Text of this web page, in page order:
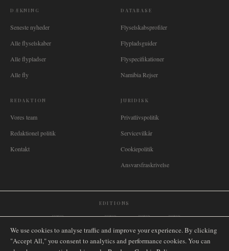
DÆKNING
Seneste nyheder
Alle flyselskaber
Alle flypladser
Alle fly
DATABASE
Flyselskabsprofiler
Flypladsguider
Flyspecifikationer
Namibia Rejser
REDAKTION
Vores team
Redaktionel politik
Kontakt
JURIDISK
Privatlivspolitik
Servicevilkår
Cookiepolitik
Ansvarsfraskrivelse
EDITIONS
🌐 International🇬🇧 United Kingdom🇦🇺 Australia🇨🇦 Canada🇳🇿 New Zealand
🇿🇦 South Africa🇸🇬 Singapore 🇩🇪 Deutschland🇳🇱 Nederland🇫🇷 France
🇮🇹 Italia🇪🇸 España 🇧🇷 Brasil🇸🇪 Sverige🇳🇴 Norge🇩🇰 Danmark
We use cookies to analyse traffic and improve your experience. By clicking
"Accept All," you consent to analytics and performance cookies. You can